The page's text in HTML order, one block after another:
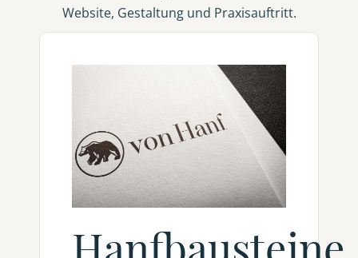
Website, Gestaltung und Praxisauftritt.
Hanfbausteine